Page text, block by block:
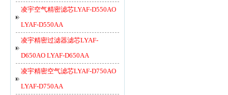
凌宇空气精密滤芯LYAF-D550AO
LYAF-D550AA
凌宇精密过滤器滤芯LYAF-
D650AO LYAF-D650AA
凌宇精密空气滤芯LYAF-D750AO
LYAF-D750AA